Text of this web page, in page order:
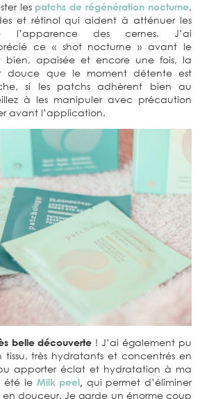
les patchs de régénération nocturne,
et rétinol qui aident à atténuer les
l’apparence des cernes. J’ai
ce « shot nocturne » avant le
bien, apaisée et encore une fois, la
douce que le moment détente est
si les patchs adhèrent bien au
à les manipuler avec précaution
avant l’application.
belle découverte ! J’ai également pu
tissu, très hydratants et concentrés en
apporter éclat et hydratation à ma
été le Milk peel, qui permet d’éliminer
en douceur. Je garde un énorme coup